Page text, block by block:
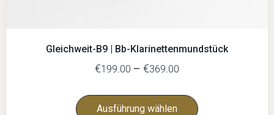
Gleichweit-B9 | Bb-Klarinettenmundstück
€199.00 – €369.00
Ausführung wählen